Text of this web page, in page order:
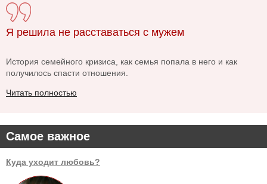
Самое важное
Куда уходит любовь?
Я решила не расставаться с мужем
История семейного кризиса, как семья попала в него и как
получилось спасти отношения.
Читать полностью